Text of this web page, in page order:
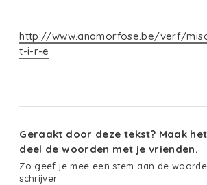
http://www.anamorfose.be/verf/
t-i-r-e
Geraakt door deze tekst? Maak
deel de woorden met je vrienden.
Zo geef je mee een stem aan de
schrijver.